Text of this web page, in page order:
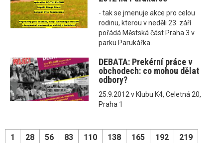
- tak se jmenuje akce pro celou
rodinu, kterou v neděli 23. září
pořádá Městská část Praha 3 v
parku Parukářka.
DEBATA: Prekérní práce v
obchodech: co mohou dělat
odbory?
25.9.2012 v Klubu K4, Celetná 20,
Praha 1
1 28 56 83 110 138 165 192
219